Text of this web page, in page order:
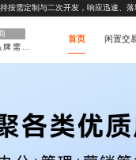
按需定制与二次开发，响应迅速、
首页 闲置交